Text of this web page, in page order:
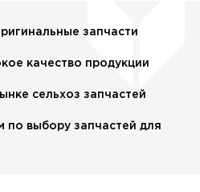
запчасти
качество продукции
сельхоз запчастей
по выбору запчастей для